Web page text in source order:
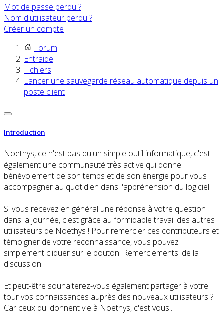
Mot de passe perdu ?
Nom d'utilisateur perdu ?
Créer un compte
Forum
Entraide
Fichiers
Lancer une sauvegarde réseau automatique depuis un
poste client
Introduction
Noethys, ce n'est pas qu'un simple outil informatique, c'est
également une communauté très active qui donne
bénévolement de son temps et de son énergie pour vous
accompagner au quotidien dans l'appréhension du logiciel.
Si vous recevez en général une réponse à votre question
dans la journée, c'est grâce au formidable travail des autres
utilisateurs de Noethys ! Pour remercier ces contributeurs et
témoigner de votre reconnaissance, vous pouvez
simplement cliquer sur le bouton 'Remerciements' de la
discussion.
Et peut-être souhaiterez-vous également partager à votre
tour vos connaissances auprès des nouveaux utilisateurs ?
Car ceux qui donnent vie à Noethys, c'est vous...